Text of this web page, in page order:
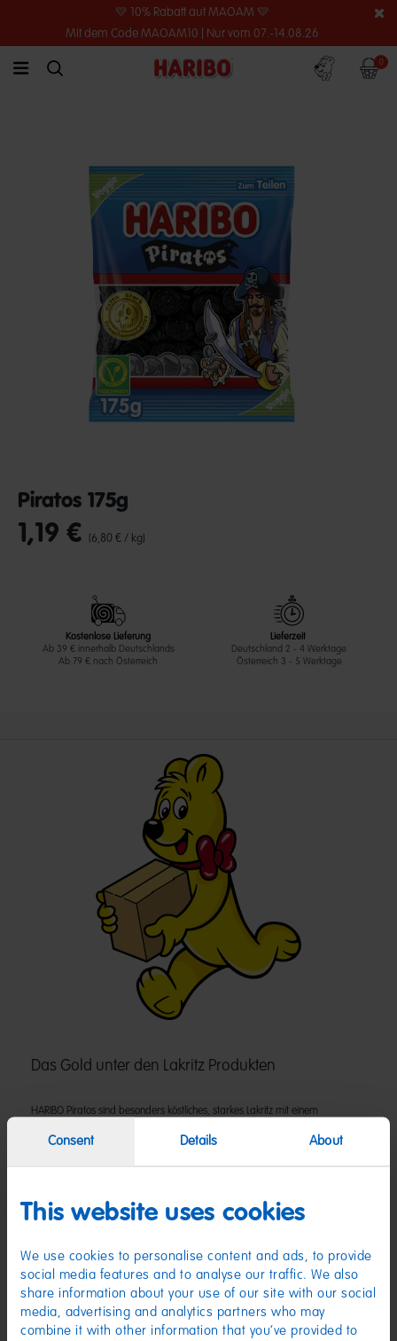
Consent Details About
This website uses cookies
We use cookies to personalise content and ads, to provide
social media features and to analyse our traffic. We also
share information about your use of our site with our social
media, advertising and analytics partners who may
combine it with other information that you’ve provided to
💛 10% Rabatt auf MAOAM 💛
Mit dem Code MAOAM10 | Nur vom 07.-14.08.26
link.header.menu.label
simplesearch.search.label
Konto 0
Piratos 175g
undefined out of 5 Customer Rating
1,19 € (6,80 € / kg)
Kostenlose Lieferung
Ab 39 € innerhalb Deutschlands
Ab 79 € nach Österreich
Lieferzeit
Deutschland 2 - 4 Werktage
Österreich 3 - 5 Werktage
Das Gold unter den Lakritz Produkten
HARIBO Piratos sind besonders köstliches, starkes Lakritz mit einem
Piratenschatz! Dieses Produkt wurde vom Vegetarierbund Deutschland e. V.
Zutaten
Säuerungsmittel: Citronensäure; Überzugsmittel: Bienenwachs weiß und
gelb. Kann Spuren von MILCH, WEIZEN enthalten.
Nährwerte
Nährwerte pro 100 g